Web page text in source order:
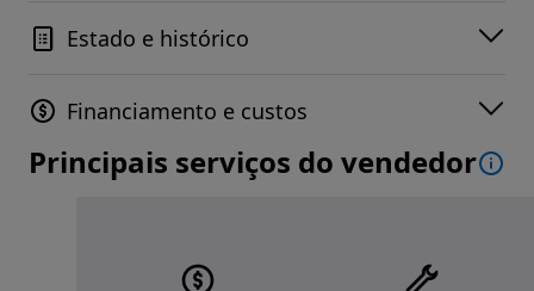
Estado e histórico
Financiamento e custos
Principais serviços do vendedor